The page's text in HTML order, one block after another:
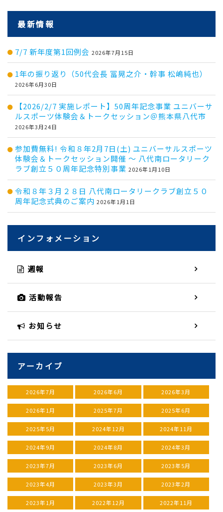
最新情報
7/7 新年度第1回例会 2026年7月15日
1年の振り返り（50代会長 冨晃之介・幹事 松嶋純也）
2026年6月30日
【2026/2/7 実施レポート】50周年記念事業 ユニバーサ
ルスポーツ体験会＆トークセッション＠熊本県八代市
2026年3月24日
参加費無料! 令和８年2月7日(土) ユニバーサルスポーツ
体験会＆トークセッション開催 ～ 八代南ロータリーク
ラブ創立５０周年記念特別事業 2026年1月10日
令和８年３月２８日 八代南ロータリークラブ創立５０
周年記念式典のご案内 2026年1月1日
インフォメーション
週報
活動報告
お知らせ
アーカイブ
2026年7月 2026年6月 2026年3月
2026年1月 2025年7月 2025年6月
2025年5月 2024年12月 2024年11月
2024年9月 2024年8月 2024年3月
2023年7月 2023年6月 2023年5月
2023年4月 2023年3月 2023年2月
2023年1月 2022年12月 2022年11月